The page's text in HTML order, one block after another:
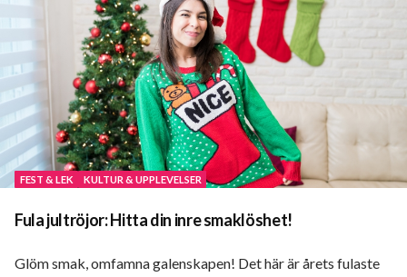
FEST & LEK KULTUR & UPPLEVELSER
Fula jultröjor: Hitta din inre smaklöshet!
Glöm smak, omfamna galenskapen! Det här är årets fulaste